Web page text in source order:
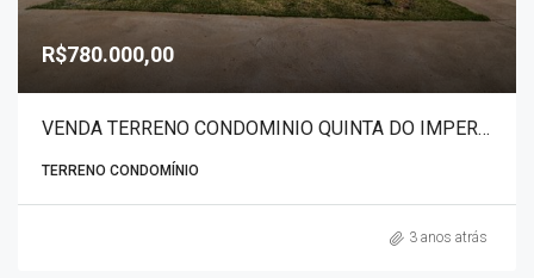
R$780.000,00
VENDA TERRENO CONDOMINIO QUINTA DO IMPERADOR 7341
TERRENO CONDOMÍNIO
3 anos atrás